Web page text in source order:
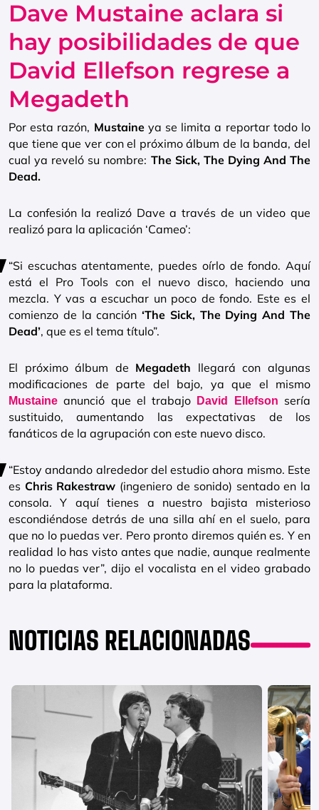
Dave Mustaine aclara si
hay posibilidades de que
David Ellefson regrese a
Megadeth
Por esta razón, Mustaineya se limita a reportar todo lo
que tiene que ver con el próximo álbum de la banda, del
cual ya reveló su nombre: The Sick, The Dying And The
Dead.
La confesión la realizó Dave a través de un video que
realizó para la aplicación ‘Cameo’:
“Si escuchas atentamente, puedes oírlo de fondo. Aquí
está el Pro Tools con el nuevo disco, haciendo una
mezcla. Y vas a escuchar un poco de fondo. Este es el
comienzo de la canción ‘The Sick, The Dying And The
Dead’, que es el tema título”.
El próximo álbum de Megadeth llegará con algunas
modificaciones de parte del bajo, ya que el mismo
Mustaine anunció que el trabajo David Ellefson sería
sustituido, aumentando las expectativas de los
fanáticos de la agrupación con este nuevo disco.
“Estoy andando alrededor del estudio ahora mismo. Este
es Chris Rakestraw (ingeniero de sonido) sentado en la
consola. Y aquí tienes a nuestro bajista misterioso
escondiéndose detrás de una silla ahí en el suelo, para
que no lo puedas ver. Pero pronto diremos quién es. Y en
realidad lo has visto antes que nadie, aunque realmente
no lo puedas ver”, dijo el vocalista en el video grabado
para la plataforma.
NOTICIAS RELACIONADAS